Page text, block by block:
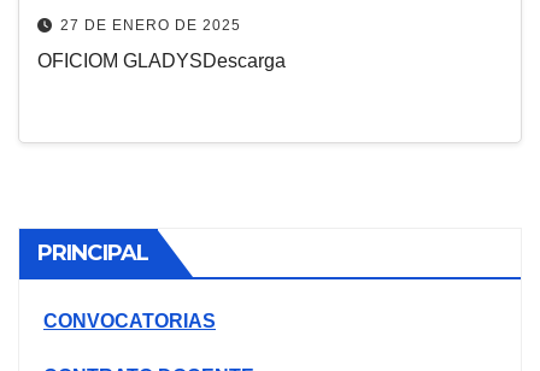
27 DE ENERO DE 2025
OFICIOM GLADYSDescarga
PRINCIPAL
CONVOCATORIAS